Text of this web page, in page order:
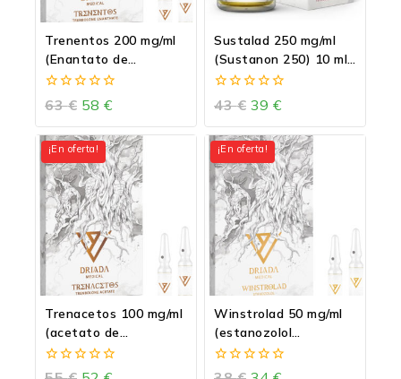
Trenentos 200 mg/ml
(Enantato de
trembolona)
0
de
5
63€ 58 €
Sustalad 250 mg/ml
(Sustanon 250) 10 ml
vial
0
de
5
43€ 39 €
¡En oferta!
Trenacetos 100 mg/ml
(acetato de
trembolona)
0
¡En oferta!
Winstrolad 50 mg/ml
(estanozolol
inyectable) – Winstrol
0